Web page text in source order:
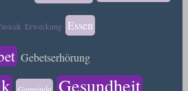
Erweckung Essen
Gebetserhörung
Gesundheit